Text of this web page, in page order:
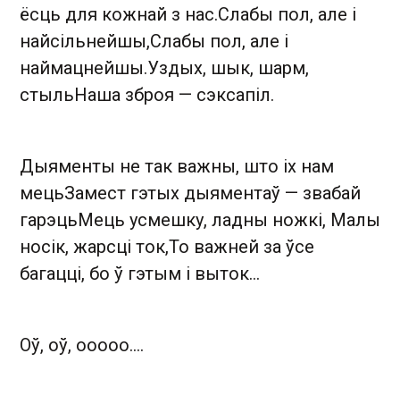
ёсць для кожнай з нас.Слабы пол, але і
найсільнейшы,Слабы пол, але і
наймацнейшы.Уздых, шык, шарм,
стыльНаша зброя — сэксапіл.
Дыяменты не так важны, што іх нам
мецьЗамест гэтых дыяментаў — звабай
гарэцьМець усмешку, ладны ножкі, Малы
носік, жарсці ток,То важней за ўсе
багацці, бо ў гэтым і выток…
Оў, оў, оoooo….